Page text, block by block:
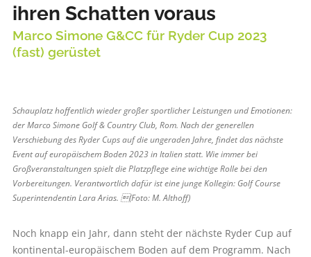
ihren Schatten voraus
Marco Simone G&CC für Ryder Cup 2023
(fast) gerüstet
Schauplatz hoffentlich wieder großer sportlicher Leistungen und Emotionen:
der Marco Simone Golf & Country Club, Rom. Nach der generellen
Verschiebung des Ryder Cups auf die ungeraden Jahre, findet das nächste
Event auf europäischem Boden 2023 in Italien statt. Wie immer bei
Großveranstaltungen spielt die Platzpflege eine wichtige Rolle bei den
Vorbereitungen. Verantwortlich dafür ist eine junge Kollegin: Golf Course
Superintendentin Lara Arias. (Foto: M. Althoff)
Noch knapp ein Jahr, dann steht der nächste Ryder Cup auf
kontinental-europäischem Boden auf dem Programm. Nach